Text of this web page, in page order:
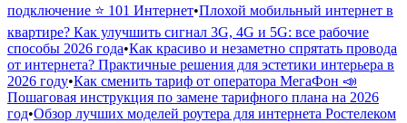
подключение ⭐ 101 Интернет•Плохой мобильный интернет в
квартире? Как улучшить сигнал 3G, 4G и 5G: все рабочие
способы 2026 года•Как красиво и незаметно спрятать провода
от интернета? Практичные решения для эстетики интерьера в
2026 году•Как сменить тариф от оператора МегаФон 📣
Пошаговая инструкция по замене тарифного плана на 2026
год•Обзор лучших моделей роутера для интернета Ростелеком